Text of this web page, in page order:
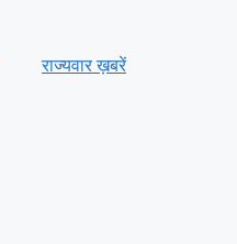
राज्यवार ख़बरें